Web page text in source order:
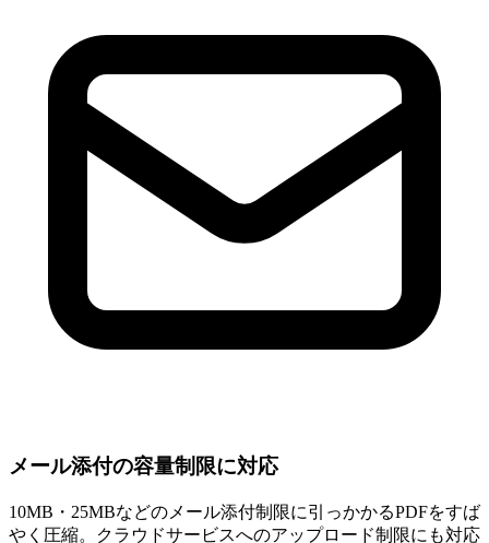
メール添付の容量制限に対応
10MB・25MBなどのメール添付制限に引っかかるPDFをすば
やく圧縮。クラウドサービスへのアップロード制限にも対応